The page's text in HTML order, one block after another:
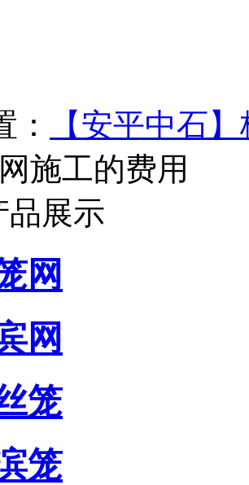
：
【安平中石
施工的费用
品展示
网
网
笼
笼